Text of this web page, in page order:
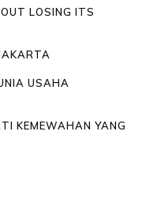
LOSING ITS
USAHA
KEMEWAHAN YANG